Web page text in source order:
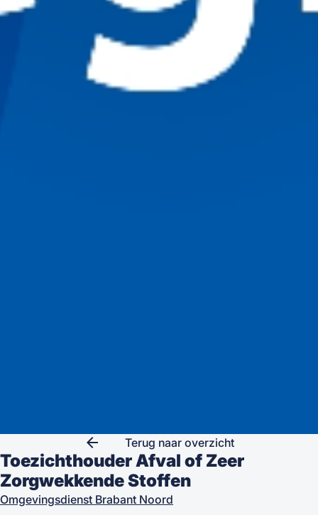
arrow_back Terug naar overzicht
Toezichthouder Afval of Zeer
Zorgwekkende Stoffen
Omgevingsdienst Brabant Noord